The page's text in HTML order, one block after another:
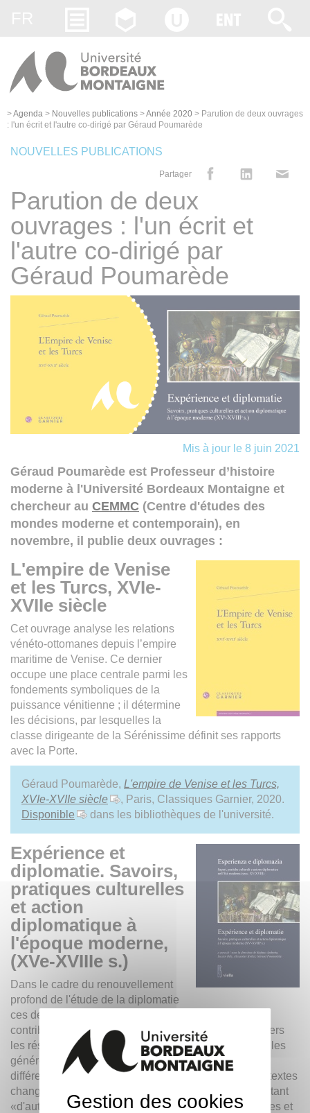
>Agenda > Nouvelles publications >Année 2020 > Parution de deux ouvrages
: l'un écrit et l'autre co-dirigé par Géraud Poumarède
NOUVELLES PUBLICATIONS
Partager
Parution de deux
ouvrages : l'un écrit et
l'autre co-dirigé par
Géraud Poumarède
Mis à jour le 8 juin 2021
Géraud Poumarède est Professeur d’histoire
moderne à l'Université Bordeaux Montaigne et
chercheur au CEMMC (Centre d'études des
mondes moderne et contemporain), en
novembre, il publie deux ouvrages :
L'empire de Venise
et les Turcs, XVIe-
XVIIe siècle
Cet ouvrage analyse les relations
vénéto-ottomanes depuis l’empire
maritime de Venise. Ce dernier
occupe une place centrale parmi les
fondements symboliques de la
puissance vénitienne ; il détermine
les décisions, par lesquelles la
classe dirigeante de la Sérénissime définit ses rapports
avec la Porte.
Géraud Poumarède, L'empire de Venise et les Turcs,
XVIe-XVIIe siècle
, Paris, Classiques Garnier, 2020.
Disponible
dans les bibliothèques de l'université.
Expérience et
diplomatie. Savoirs,
pratiques culturelles
et action
diplomatique à
l'époque moderne,
(XVe-XVIIIe s.)
Dans le cadre du renouvellement
profond de l'étude de la diplomatie
ces dernières années, ce volume propose des
contributions dans lesquelles l'attention est tournée vers
les résultats personnels et les réflexions institutionnelles
générées par un composite personnel possédant
différentes compétences qui se croisent avec les contextes
changeants de mission. Il s'agit souvent de sujets portant
«d'autres» statuts conceptuels qui, avec leurs pratiques et
Gestion des cookies